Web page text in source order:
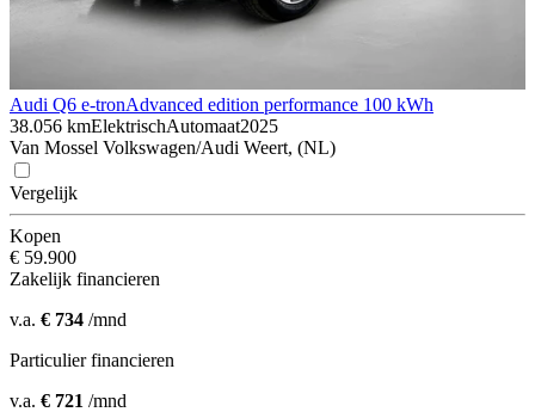
Audi Q6 e-tronAdvanced edition performance 100 kWh
38.056 kmElektrischAutomaat2025
Van Mossel Volkswagen/Audi Weert, (NL)
Vergelijk
Kopen
€ 59.900
Zakelijk financieren
v.a. € 734 /mnd
Particulier financieren
v.a. € 721 /mnd